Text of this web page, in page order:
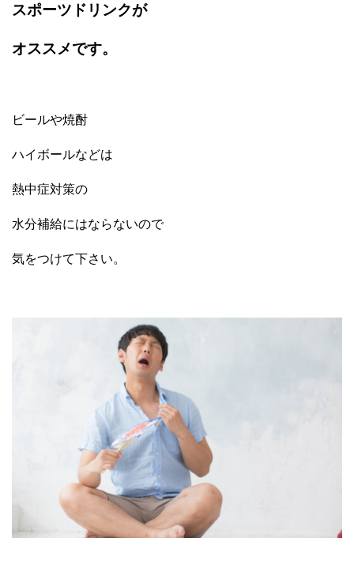
スポーツドリンクが
オススメです。
ビールや焼酎
ハイボールなどは
熱中症対策の
水分補給にはならないので
気をつけて下さい。